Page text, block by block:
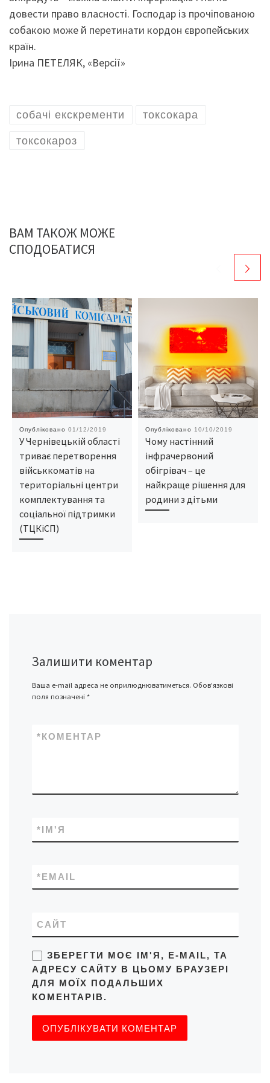
довести право власності. Господар із прочіпованою
собакою може й перетинати кордон європейських
країн.
Ірина ПЕТЕЛЯК, «Версії»
собачі екскременти токсокара
токсокароз
ВАМ ТАКОЖ МОЖЕ
СПОДОБАТИСЯ
Опубліковано 01/12/2019
У Чернівецькій області
триває перетворення
військкоматів на
територіальні центри
комплектування та
соціальної підтримки
(ТЦКіСП)
Опубліковано 10/10/2019
Чому настінний
інфрачервоний
обігрівач – це
найкраще рішення для
родини з дітьми
Залишити коментар
Ваша e-mail адреса не оприлюднюватиметься. Обов’язкові
поля позначені *
КОМЕНТАР
*
ІМ'Я
*
EMAIL
*
САЙТ
ЗБЕРЕГТИ МОЄ ІМ'Я, E-MAIL, ТА
АДРЕСУ САЙТУ В ЦЬОМУ БРАУЗЕРІ
ДЛЯ МОЇХ ПОДАЛЬШИХ
КОМЕНТАРІВ.